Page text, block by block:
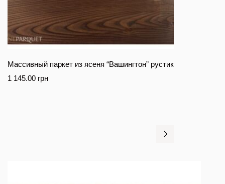
Массивный паркет из ясеня “Вашингтон” рустик
1 145.00 грн